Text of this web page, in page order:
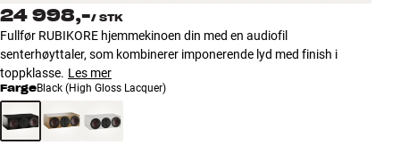
NYHETER
TILBUD
Finn Butikk
Kundeservice
Logg inn
24 998,-/ STK
Fullfør RUBIKORE hjemmekinoen din med en audiofil
senterhøyttaler, som kombinerer imponerende lyd med finish i
toppklasse. Les mer
FargeBlack (High Gloss Lacquer)